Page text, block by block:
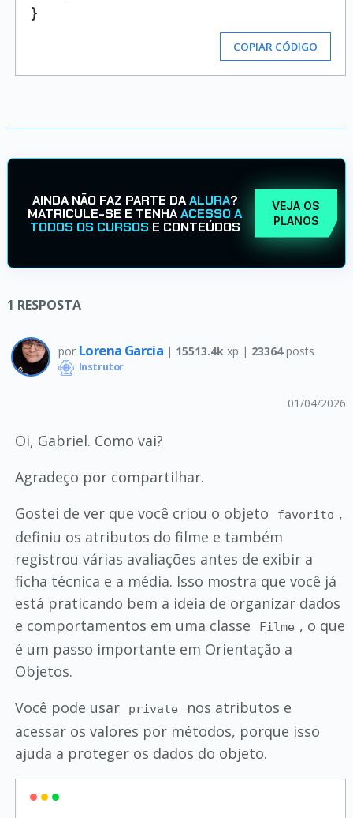
COPIAR CÓDIGO
AINDA NÃO FAZ PARTE DAALURA?
MATRICULE-SE E TENHAACESSO A
TODOS OS CURSOS E CONTEÚDOS
VEJA OS
PLANOS
1 RESPOSTA
por Lorena Garcia | 15513.4k xp | 23364posts
Instrutor
01/04/2026
Oi, Gabriel. Como vai?
Agradeço por compartilhar.
Gostei de ver que você criou o objeto
favorito ,
definiu os atributos do filme e também
registrou várias avaliações antes de exibir a
ficha técnica e a média. Isso mostra que você já
está praticando bem a ideia de organizar dados
e comportamentos em uma classe
Filme , o que
é um passo importante em Orientação a
Objetos.
Você pode usar
private
nos atributos e
acessar os valores por métodos, porque isso
ajuda a proteger os dados do objeto.